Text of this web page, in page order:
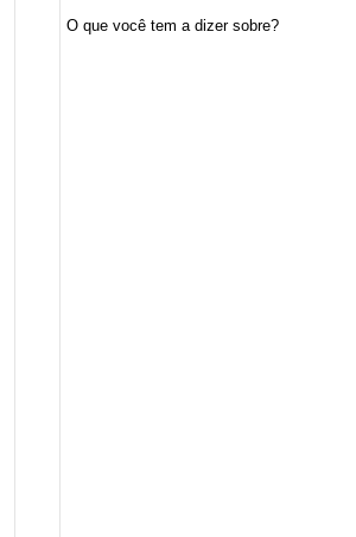
O que você tem a dizer sobre?